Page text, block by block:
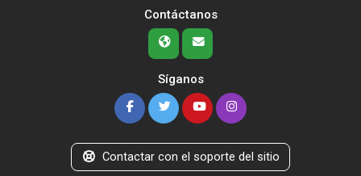
Contáctanos
Síganos
Contactar con el soporte del sitio